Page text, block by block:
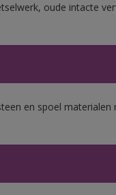
oude intacte
en spoel materialen